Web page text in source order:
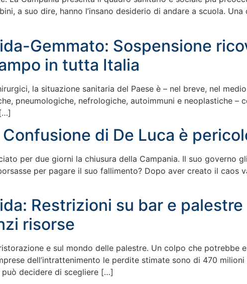
a suo dire, hanno l’insano desiderio di andare a scuola.
Gemmato: Sospensione
in tutta Italia
la situazione sanitaria del Paese è – nel breve, nel
pneumologiche, nefrologiche, autoimmuni e neoplastiche –
di De Luca è
per due giorni la chiusura della Campania. Il suo governo
per pagare il suo fallimento? Dopo aver creato il caos
Restrizioni su bar e
risorse
e sul mondo delle palestre. Un colpo che potrebbe
dell’intrattenimento le perdite stimate sono di 470
decidere di scegliere […]